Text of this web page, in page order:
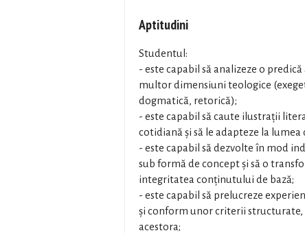
Aptitudini
Studentul:
- este capabil să analizeze o
multor dimensiuni teologice
dogmatică, retorică);
- este capabil să caute ilustrații
cotidiană și să le adapteze la lumea
- este capabil să dezvolte în mod
sub formă de concept și să o
integritatea conținutului de bază;
- este capabil să prelucreze
și conform unor criterii structurate,
acestora;